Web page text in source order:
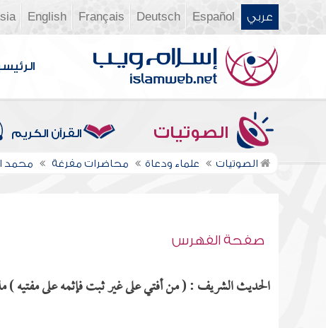
عربي Español
Deutsch
Français
English
الصوتيات القرآن الكريم
الصوتيات علماء ودعاة محاضرات مفرغة محمد
صفحة الفهرس
الحديث الشريف : ( من أفتي على غير ثبت فإثمه على مفتيه )